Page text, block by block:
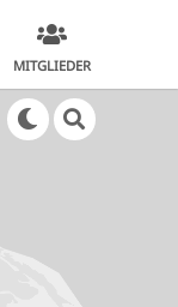
MITGLIEDER